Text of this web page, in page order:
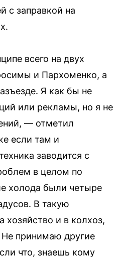
с заправкой на
всего на двух
и Пархоменко, а
Я как бы не
или рекламы, но я не
— отметил
если там и
заводится с
в целом по
холода были четыре
В такую
хозяйство и в колхоз,
Не принимаю другие
что, знаешь кому